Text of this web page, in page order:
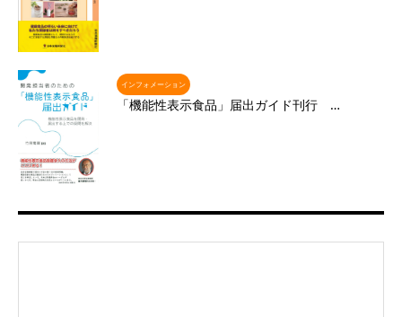
インフォメーション
「機能性表示食品」届出ガイド刊行 …